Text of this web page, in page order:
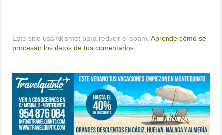
Este sitio usa Akismet para reducir el spam.Aprende cómo se
procesan los datos de tus comentarios.